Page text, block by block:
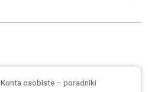
Konta osobiste – poradniki